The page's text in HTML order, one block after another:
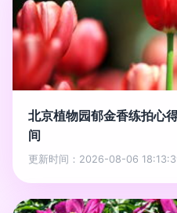
北京植物园郁金香练拍心
间
更新时间：2026-08-06